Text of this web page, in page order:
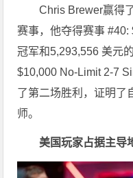
Chris Brewer赢得
赛事，他夺得赛事
冠军和5,293,556 美元
$10,000 No-Limit 2-7
了第二场胜利，证明了
师。
美国玩家占据主导